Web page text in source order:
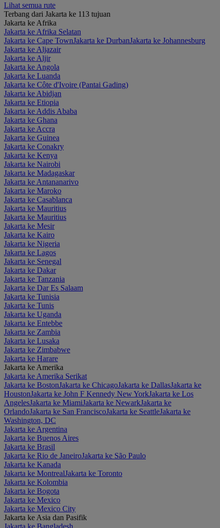
Lihat semua rute
Terbang dari Jakarta ke 113 tujuan
Jakarta ke Afrika
Jakarta ke Afrika Selatan
Jakarta ke Cape TownJakarta ke DurbanJakarta ke Johannesburg
Jakarta ke Aljazair
Jakarta ke Aljir
Jakarta ke Angola
Jakarta ke Luanda
Jakarta ke Côte d'Ivoire (Pantai Gading)
Jakarta ke Abidjan
Jakarta ke Etiopia
Jakarta ke Addis Ababa
Jakarta ke Ghana
Jakarta ke Accra
Jakarta ke Guinea
Jakarta ke Conakry
Jakarta ke Kenya
Jakarta ke Nairobi
Jakarta ke Madagaskar
Jakarta ke Antananarivo
Jakarta ke Maroko
Jakarta ke Casablanca
Jakarta ke Mauritius
Jakarta ke Mauritius
Jakarta ke Mesir
Jakarta ke Kairo
Jakarta ke Nigeria
Jakarta ke Lagos
Jakarta ke Senegal
Jakarta ke Dakar
Jakarta ke Tanzania
Jakarta ke Dar Es Salaam
Jakarta ke Tunisia
Jakarta ke Tunis
Jakarta ke Uganda
Jakarta ke Entebbe
Jakarta ke Zambia
Jakarta ke Lusaka
Jakarta ke Zimbabwe
Jakarta ke Harare
Jakarta ke Amerika
Jakarta ke Amerika Serikat
Jakarta ke BostonJakarta ke ChicagoJakarta ke DallasJakarta ke
HoustonJakarta ke John F Kennedy New YorkJakarta ke Los
AngelesJakarta ke MiamiJakarta ke NewarkJakarta ke
OrlandoJakarta ke San FranciscoJakarta ke SeattleJakarta ke
Washington, DC
Jakarta ke Argentina
Jakarta ke Buenos Aires
Jakarta ke Brasil
Jakarta ke Rio de JaneiroJakarta ke São Paulo
Jakarta ke Kanada
Jakarta ke MontrealJakarta ke Toronto
Jakarta ke Kolombia
Jakarta ke Bogota
Jakarta ke Mexico
Jakarta ke Mexico City
Jakarta ke Asia dan Pasifik
Jakarta ke Bangladesh